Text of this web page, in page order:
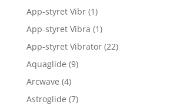
App-styret Vibr (1)
App-styret Vibra (1)
App-styret Vibrator (22)
Aquaglide (9)
Arcwave (4)
Astroglide (7)